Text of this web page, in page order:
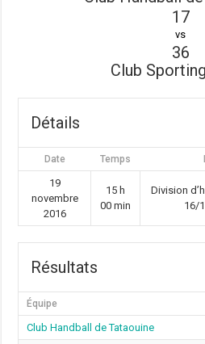
17
vs
36
Club
Détails
Date Temps
19
novembre
2016
15 h
00 min
Division
16/
Résultats
Équipe
Club Handball de Tataouine